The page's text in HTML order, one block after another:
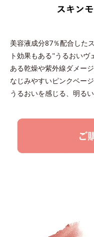
美容液成分87％配合した
ト効果もある"うるおい
ある乾燥や紫外線ダメー
なじみやすいピンクベー
うるおいを感じる、明る